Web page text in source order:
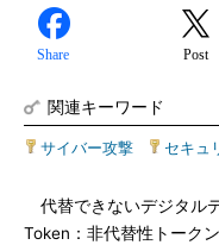
Share Post
関連キーワード
サイバー攻撃 セキュ
代替できないデジタル
Token：非代替性トーク